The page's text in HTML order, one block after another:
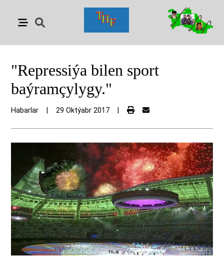
"Repressiýa bilen sport
baýramçylygy."
Habarlar 29 Oktýabr 2017